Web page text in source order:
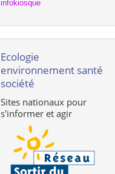
infokiosque
Ecologie
environnement santé
société
Sites nationaux pour
s'informer et agir